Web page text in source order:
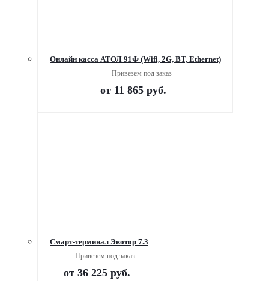
Онлайн касса АТОЛ 91Ф (Wifi, 2G, BT, Ethernet)
Привезем под заказ
от 11 865 руб.
Смарт-терминал Эвотор 7.3
Привезем под заказ
от 36 225 руб.